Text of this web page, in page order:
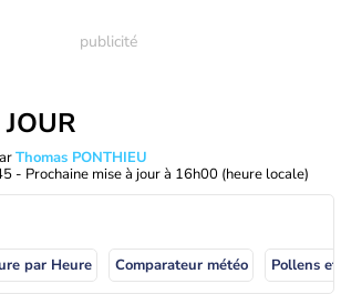
Thomas PONTHIEU
- Prochaine mise à jour à 16h00 (heure locale)
par Heure Comparateur météo Pollens